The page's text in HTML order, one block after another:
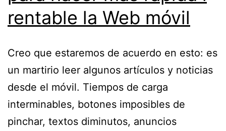
rentable la Web móvil
Creo que estaremos de acuerdo en esto: es
un martirio leer algunos artículos y noticias
desde el móvil. Tiempos de carga
interminables, botones imposibles de
pinchar, textos diminutos, anuncios